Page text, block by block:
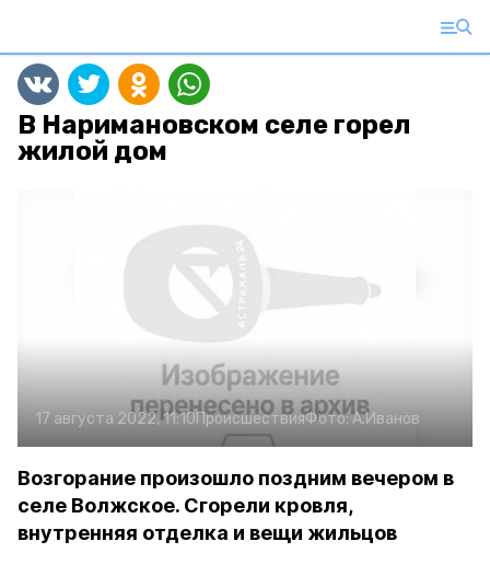
В Наримановском селе горел
жилой дом
17 августа 2022, 11:10ПроисшествияФото:А.Иванов
Возгорание произошло поздним вечером в
селе Волжское. Сгорели кровля,
внутренняя отделка и вещи жильцов